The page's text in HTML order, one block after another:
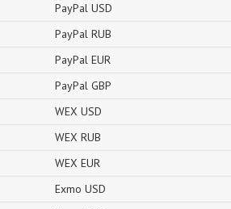
PayPal USD
PayPal RUB
PayPal EUR
PayPal GBP
WEX USD
WEX RUB
WEX EUR
Exmo USD